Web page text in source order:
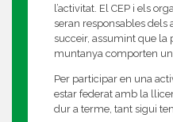
l’activitat. El CEP i els
seran responsables dels
succeir, assumint que la
muntanya comporten un
Per participar en una
estar federat amb la
dur a terme, tant sigui